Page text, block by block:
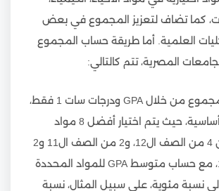
كما تضاف لتعزيز المجموع في بعض
العلمية. أما طريقة حساب المجموع
المصرية، تتم كالتالي:
يتم حساب المجموع من خلال GPA ودرجات سات 1 فقط،
وهي طريقة أساسية، حيث يتم اختيار أفضل 8 مواد
دراسية وتكون 4 من الصف ال12، و2 من الصف ال11 و2
من الصف 10، مع حساب متوسط GPA للمواد المحددة
نسبة مئوية، على سبيل المثال، نسبة